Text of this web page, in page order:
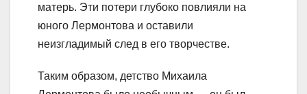
матерь. Эти потери глубоко повлияли на
юного Лермонтова и оставили
неизгладимый след в его творчестве.
Таким образом, детство Михаила